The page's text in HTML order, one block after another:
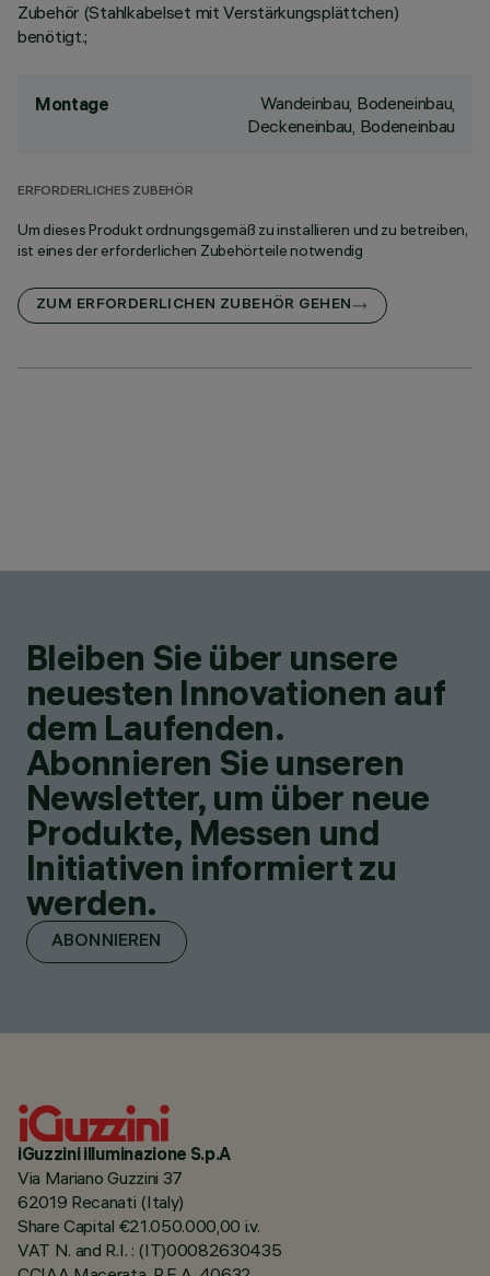
Zubehör (Stahlkabelset mit Verstärkungsplättchen)
benötigt.;
Montage
Wandeinbau, Bodeneinbau,
Deckeneinbau, Bodeneinbau
ERFORDERLICHES ZUBEHÖR
Um dieses Produkt ordnungsgemäß zu installieren und zu betreiben,
ist eines der erforderlichen Zubehörteile notwendig
ZUM ERFORDERLICHEN ZUBEHÖR GEHEN
Bleiben Sie über unsere
neuesten Innovationen auf
dem Laufenden.
Abonnieren Sie unseren
Newsletter, um über neue
Produkte, Messen und
Initiativen informiert zu
werden.
ABONNIEREN
iGuzzini illuminazione S.p.A
Via Mariano Guzzini 37
62019 Recanati (Italy)
Share Capital €21.050.000,00 i.v.
VAT N. and R.I. : (IT)00082630435